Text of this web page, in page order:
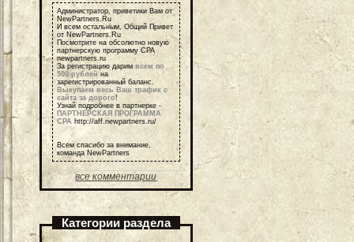
Администратор, приветики Вам от
NewPartners.Ru
И всем остальным, Общий Привет
от NewPartners.Ru
Посмотрите на обсолютно новую
партнерскую программу СРА
newpartners.ru
За регистрацию дарим всем по
500 рублей на
зарегистрированный баланс.
Выкупаем весь Ваш трафик с
сайта за дорого!
Узнай подробнее в партнерке -
ПАРТНЕРСКАЯ ПРОГРАММА
СРА http://aff.newpartners.ru/
Всем спасибо за внимание,
команда NewPartners
все комментарии
Категории раздела